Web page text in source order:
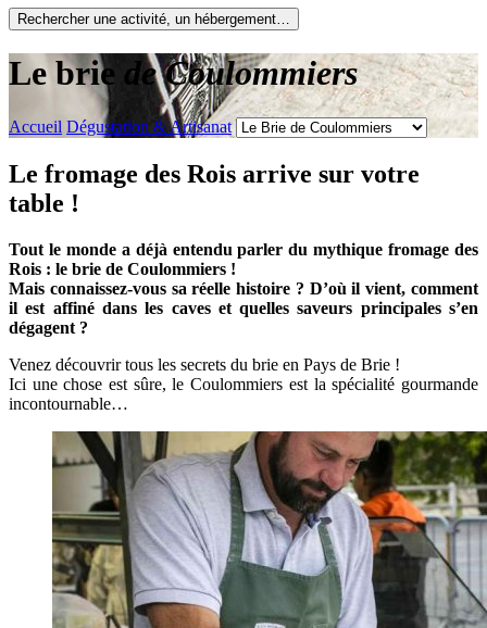
Rechercher une activité, un hébergement…
Le brie de Coulommiers
Accueil Dégustation & Artisanat
Le fromage des Rois arrive sur votre
table !
Tout le monde a déjà entendu parler du mythique fromage des
Rois : le brie de Coulommiers !
Mais connaissez-vous sa réelle histoire ? D’où il vient, comment
il est affiné dans les caves et quelles saveurs principales s’en
dégagent ?
Venez découvrir tous les secrets du brie en Pays de Brie !
Ici une chose est sûre, le Coulommiers est la spécialité gourmande
incontournable…